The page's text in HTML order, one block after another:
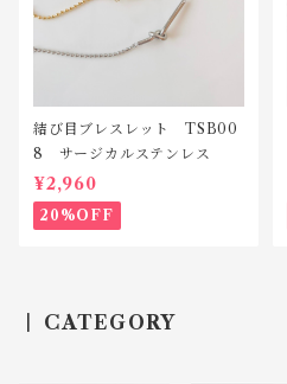
結び目ブレスレット TSB00
8 サージカルステンレス
¥2,960
20%OFF
CATEGORY